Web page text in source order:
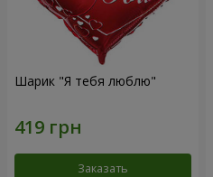
Шарик "Я тебя люблю"
Заказать